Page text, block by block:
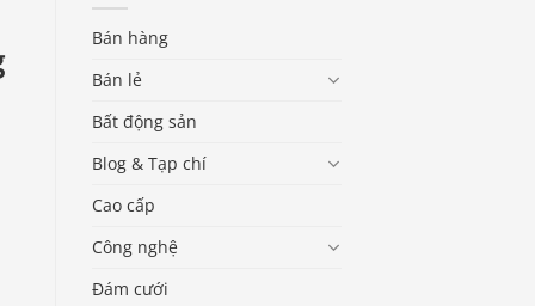
Bán hàng
Bán lẻ
Bất động sản
Blog & Tạp chí
Cao cấp
Công nghệ
Đám cưới